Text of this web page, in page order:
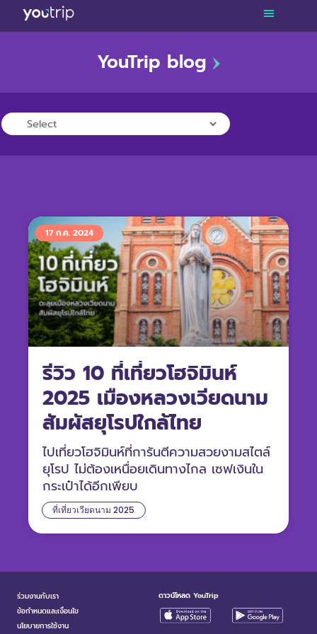
YouTrip blog
ที่เที่ยวเวียดนาม 2025
รีวิว 10 ที่เที่ยวโฮจิมินห์
2025 เมืองหลวงเวียดนาม
สัมผัสยุโรปใกล้ไทย
ไปเที่ยวโฮจิมินห์ที่การันตีความสวยงามสไตล์
ยุโรป ไม่ต้องเหนื่อยเดินทางไกล เซฟเงินใน
กระเป๋าได้อีกเพียบ
17 ก.ค. 2024
ร่วมงานกับเรา
ข้อกำหนดและเงื่อนไข
นโยบายการใช้งาน
ดาวน์โหลด YouTrip